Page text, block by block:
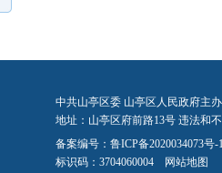
中共山亭区委 山亭区人民政府主
地址：山亭区府前路13号 违法和
备案编号： 鲁ICP备2020034073号-
标识码：3704060004 网站地图